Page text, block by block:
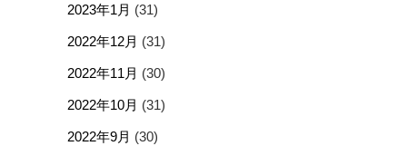
2023年1月 (31)
2022年12月 (31)
2022年11月 (30)
2022年10月 (31)
2022年9月 (30)